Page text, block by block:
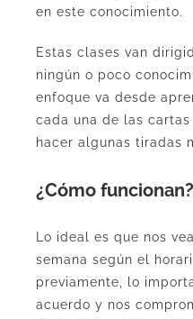
en este conocimiento.
Estas clases van
ningún o poco
enfoque va desde
cada una de las
hacer algunas tiradas
¿Cómo funcionan?
Lo ideal es que nos
semana según el
previamente, lo
acuerdo y nos